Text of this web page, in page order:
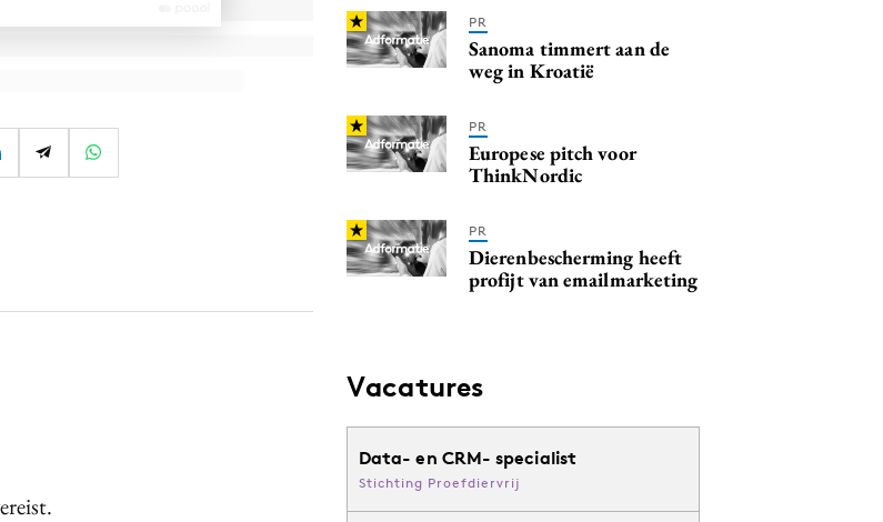
PR
Sanoma timmert aan de
weg in Kroatië
PR
Europese pitch voor
ThinkNordic
PR
Dierenbescherming heeft
profijt van emailmarketing
Vacatures
Data- en CRM- specialist
Stichting Proefdiervrij